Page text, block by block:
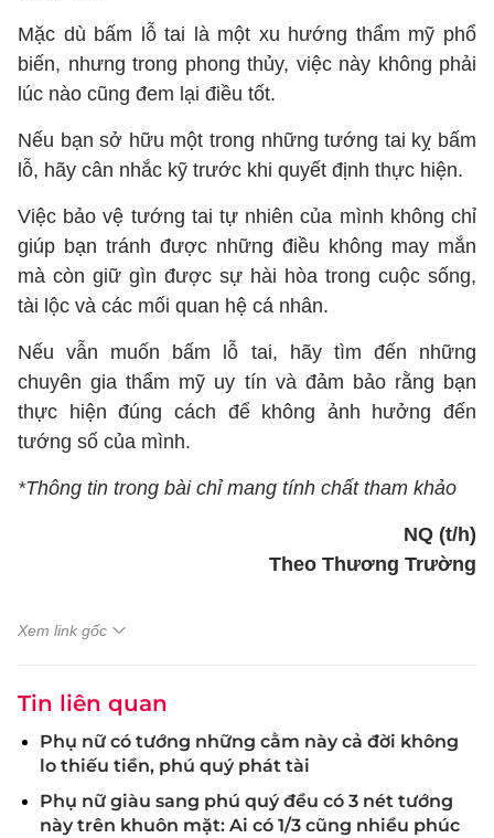
Mặc dù bấm lỗ tai là một xu hướng thẩm mỹ phổ
biến, nhưng trong phong thủy, việc này không phải
lúc nào cũng đem lại điều tốt.
Nếu bạn sở hữu một trong những tướng tai kỵ bấm
lỗ, hãy cân nhắc kỹ trước khi quyết định thực hiện.
Việc bảo vệ tướng tai tự nhiên của mình không chỉ
giúp bạn tránh được những điều không may mắn
mà còn giữ gìn được sự hài hòa trong cuộc sống,
tài lộc và các mối quan hệ cá nhân.
Nếu vẫn muốn bấm lỗ tai, hãy tìm đến những
chuyên gia thẩm mỹ uy tín và đảm bảo rằng bạn
thực hiện đúng cách để không ảnh hưởng đến
tướng số của mình.
*Thông tin trong bài chỉ mang tính chất tham khảo
NQ (t/h)
Theo Thương Trường
Xem link gốc
Tin liên quan
Phụ nữ có tướng những cằm này cả đời không
lo thiếu tiền, phú quý phát tài
Phụ nữ giàu sang phú quý đều có 3 nét tướng
này trên khuôn mặt: Ai có 1/3 cũng nhiều phúc